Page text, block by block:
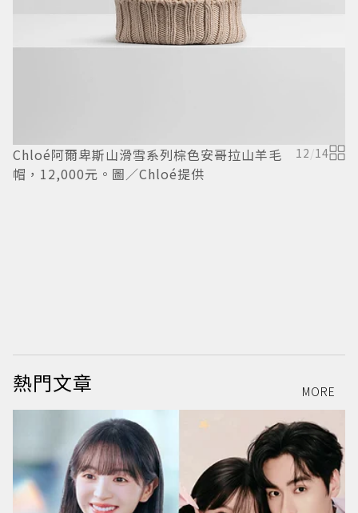
Chloé阿爾卑斯山滑雪系列棕色安哥拉山羊毛
帽，12,000元。圖／Chloé提供
12/14
熱門文章 MORE